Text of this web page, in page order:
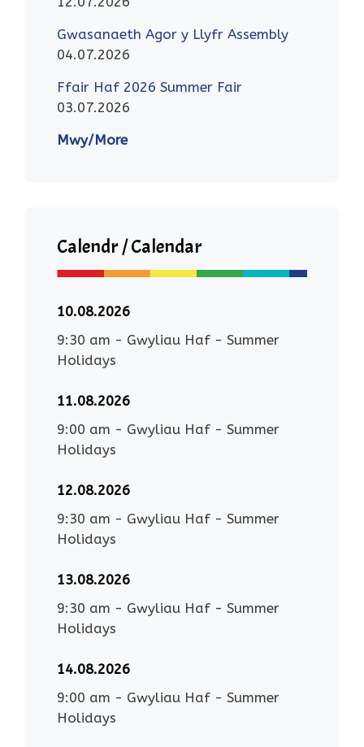
Gwasanaeth Agor y Llyfr Assembly
04.07.2026
Ffair Haf 2026 Summer Fair
03.07.2026
Mwy/More
Calendr / Calendar
10.08.2026
9:30 am - Gwyliau Haf - Summer
Holidays
11.08.2026
9:00 am - Gwyliau Haf - Summer
Holidays
12.08.2026
9:30 am - Gwyliau Haf - Summer
Holidays
13.08.2026
9:30 am - Gwyliau Haf - Summer
Holidays
14.08.2026
9:00 am - Gwyliau Haf - Summer
Holidays